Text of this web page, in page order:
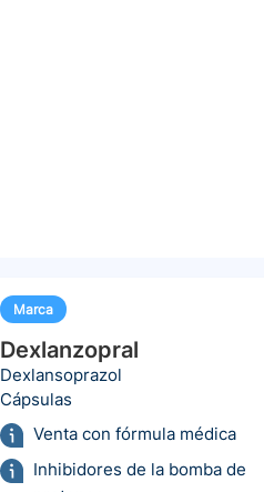
Marca
Dexlanzopral
Dexlansoprazol
Cápsulas
Venta con fórmula médica
Inhibidores de la bomba de